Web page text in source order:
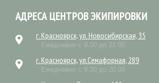
АДРЕСА ЦЕНТРОВ ЭКИПИРОВКИ
г. Красноярск, ул. Новосибирская, 35
Ежедневно с 9.00 до 21.00
г. Красноярск, ул.Семафорная, 289
Ежедневно с 9.00 до 20.00